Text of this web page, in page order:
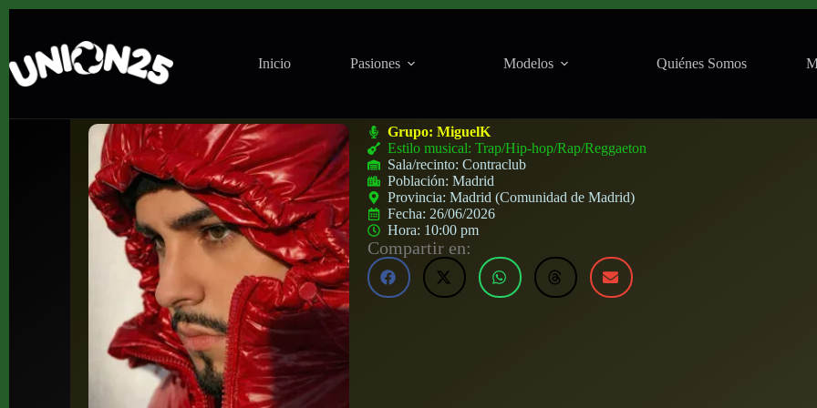
Inicio Pasiones Modelos Quiénes Somos
Grupo:MiguelK
Estilo musical: Trap/Hip-hop/Rap/Reggaeton
Sala/recinto:Contraclub
Población:Madrid
Provincia:Madrid (Comunidad de Madrid)
Fecha: 26/06/2026
Hora: 10:00 pm
Compartir en: